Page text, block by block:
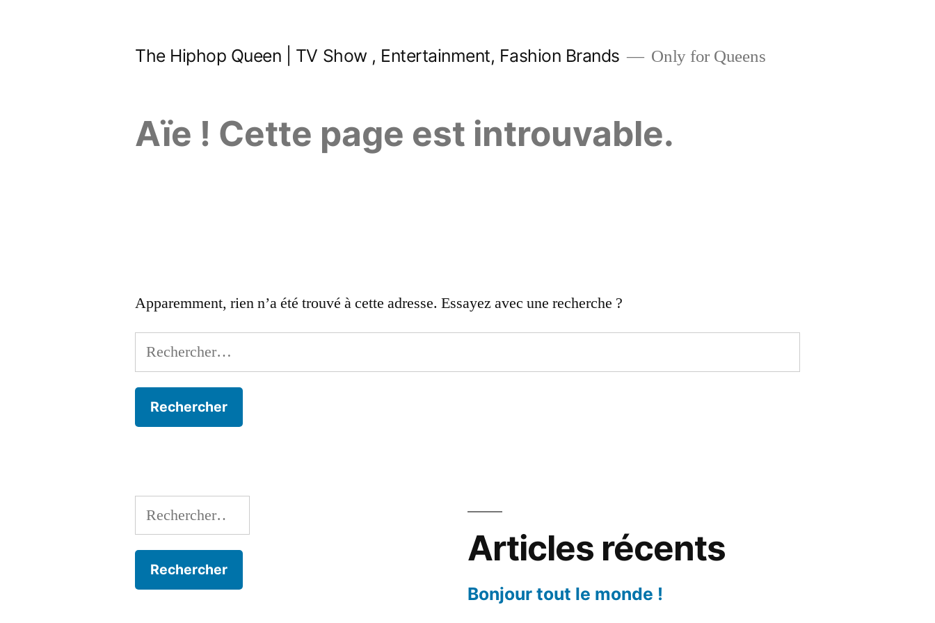
The Hiphop Queen | TV Show , Entertainment, Fashion Brands Only for Queens
Aïe ! Cette page est introuvable.
Apparemment, rien n’a été trouvé à cette adresse. Essayez avec une recherche ?
Rechercher :
Rechercher :
Articles récents
Bonjour tout le monde !